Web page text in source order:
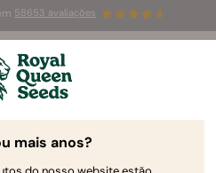
58653 avaliações
Sales: até 50%
Blog
mais anos?